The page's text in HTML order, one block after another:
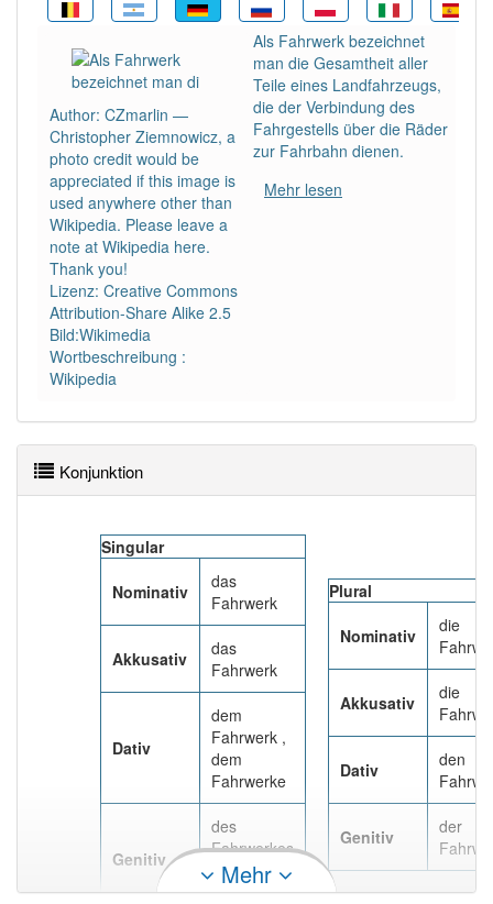
DER:1 Ausnahmen
Beispiele
DAS: 327
PowerIndex:49
Häufigkeit: 4 von 10
Wörter mit Endung-fahrwerk
Wörter mit Endung
anderen Artikeldas
97% unserer Spielapp-Nutzer haben den Artikel
korrekt erraten.
Author: CZmarlin —
Christopher Ziemnowicz, a
photo credit would be
appreciated if this image is
used anywhere other than
Wikipedia. Please leave a
note at Wikipedia here.
Thank you!
Lizenz: Creative Commons
Attribution-Share Alike 2.5
Bild:Wikimedia
Wortbeschreibung :
Wikipedia
Als Fahrwerk bezeichnet
man die Gesamtheit aller
Teile eines Landfahrzeugs,
die der Verbindung des
Fahrgestells über die Räder
zur Fahrbahn dienen.
Mehr lesen
Konjunktion
Singular
Nominativ
das
Fahrwerk
Akkusativ
das
Fahrwerk
Dativ
dem
Fahrwerk ,
dem
Fahrwerke
Genitiv
des
Fahrwerkes
, des
Fahrwerks
Plural
Nominativ
die
Akkusativ
die
Dativ
den
Genitiv
der
Mehr